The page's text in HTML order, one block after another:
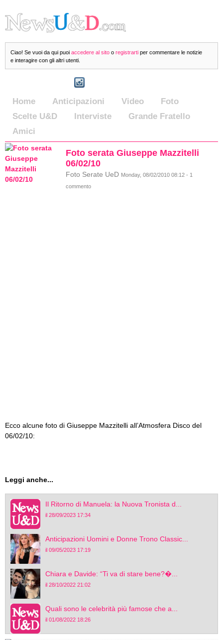
Ciao! Se vuoi da qui puoi accedere al sito o registrarti per commentare le notizie
e interagire con gli altri utenti.
Home Anticipazioni Video
Foto
Scelte U&D
Interviste
Grande Fratello
Amici
Foto serata Giuseppe Mazzitelli
06/02/10
Foto Serate UeD Monday, 08/02/2010 08:12 - 1
commento
Ecco alcune foto di Giuseppe Mazzitelli all’Atmosfera Disco del
06/02/10:
Leggi anche...
Il Ritorno di Manuela: la Nuova Tronista d...
il 28/09/2023 17:34
Anticipazioni Uomini e Donne Trono Classic...
il 09/05/2023 17:19
Chiara e Davide: “Ti va di stare bene?�...
il 28/10/2022 21:02
Quali sono le celebrità più famose che a...
il 01/08/2022 18:26